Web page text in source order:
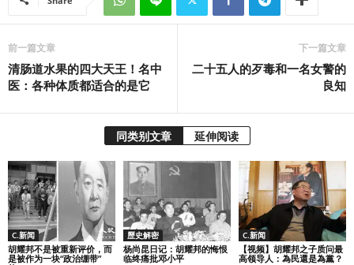
前一篇文章
清肠道水果的四大天王！名中
医：各种体质都适合的是它
下一篇文章
二十五人的歹毒和一名女警的
良知
同类别文章 延伸阅读
C.新闻
胡耀邦不是被重新评价，而
是被作为一块“政治绷带”
歷史解密
杨尚昆日记：胡耀邦的悔恨
临终痛批邓小平
C.新闻
【视频】胡耀邦之子质问最
高领导人：為民還是為黨？